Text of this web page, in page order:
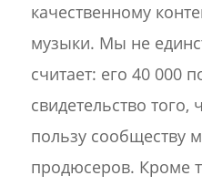
качественному
музыки. Мы не
считает: его 40 000
свидетельство того,
пользу сообществу
продюсеров. Кроме